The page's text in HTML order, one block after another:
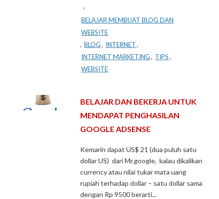
BELAJAR MEMBUAT BLOG DAN
WEBSITE
, BLOG , INTERNET ,
INTERNET MARKETING , TIPS ,
WEBSITE
BELAJAR DAN BEKERJA UNTUK
MENDAPAT PENGHASILAN
GOOGLE ADSENSE
Kemarin dapat US$ 21 (dua puluh satu
dollar US) dari Mr.google, kalau dikalikan
currency atau nilai tukar mata uang
rupiah terhadap dollar – satu dollar sama
dengan Rp 9500 berarti...